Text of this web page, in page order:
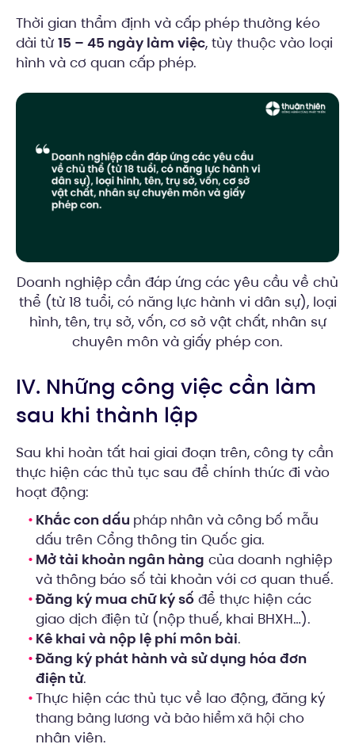
Thời gian thẩm định và cấp phép thường kéo
dài từ 15 – 45 ngày làm việc, tùy thuộc vào loại
hình và cơ quan cấp phép.
Doanh nghiệp cần đáp ứng các yêu cầu về chủ
thể (từ 18 tuổi, có năng lực hành vi dân sự), loại
hình, tên, trụ sở, vốn, cơ sở vật chất, nhân sự
chuyên môn và giấy phép con.
IV. Những công việc cần làm
sau khi thành lập
Sau khi hoàn tất hai giai đoạn trên, công ty cần
thực hiện các thủ tục sau để chính thức đi vào
hoạt động:
Khắc con dấu pháp nhân và công bố mẫu
dấu trên Cổng thông tin Quốc gia.
Mở tài khoản ngân hàng của doanh nghiệp
và thông báo số tài khoản với cơ quan thuế.
Đăng ký mua chữ ký số để thực hiện các
giao dịch điện tử (nộp thuế, khai BHXH…).
Kê khai và nộp lệ phí môn bài.
Đăng ký phát hành và sử dụng hóa đơn
điện tử.
Thực hiện các thủ tục về lao động, đăng ký
thang bảng lương và bảo hiểm xã hội cho
nhân viên.